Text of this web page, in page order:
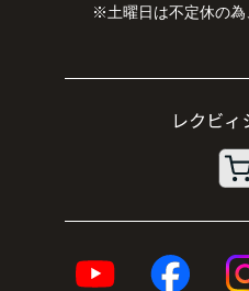
※土曜日は不定休の